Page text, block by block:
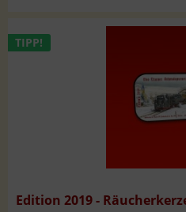
TIPP!
Edition 2019 -